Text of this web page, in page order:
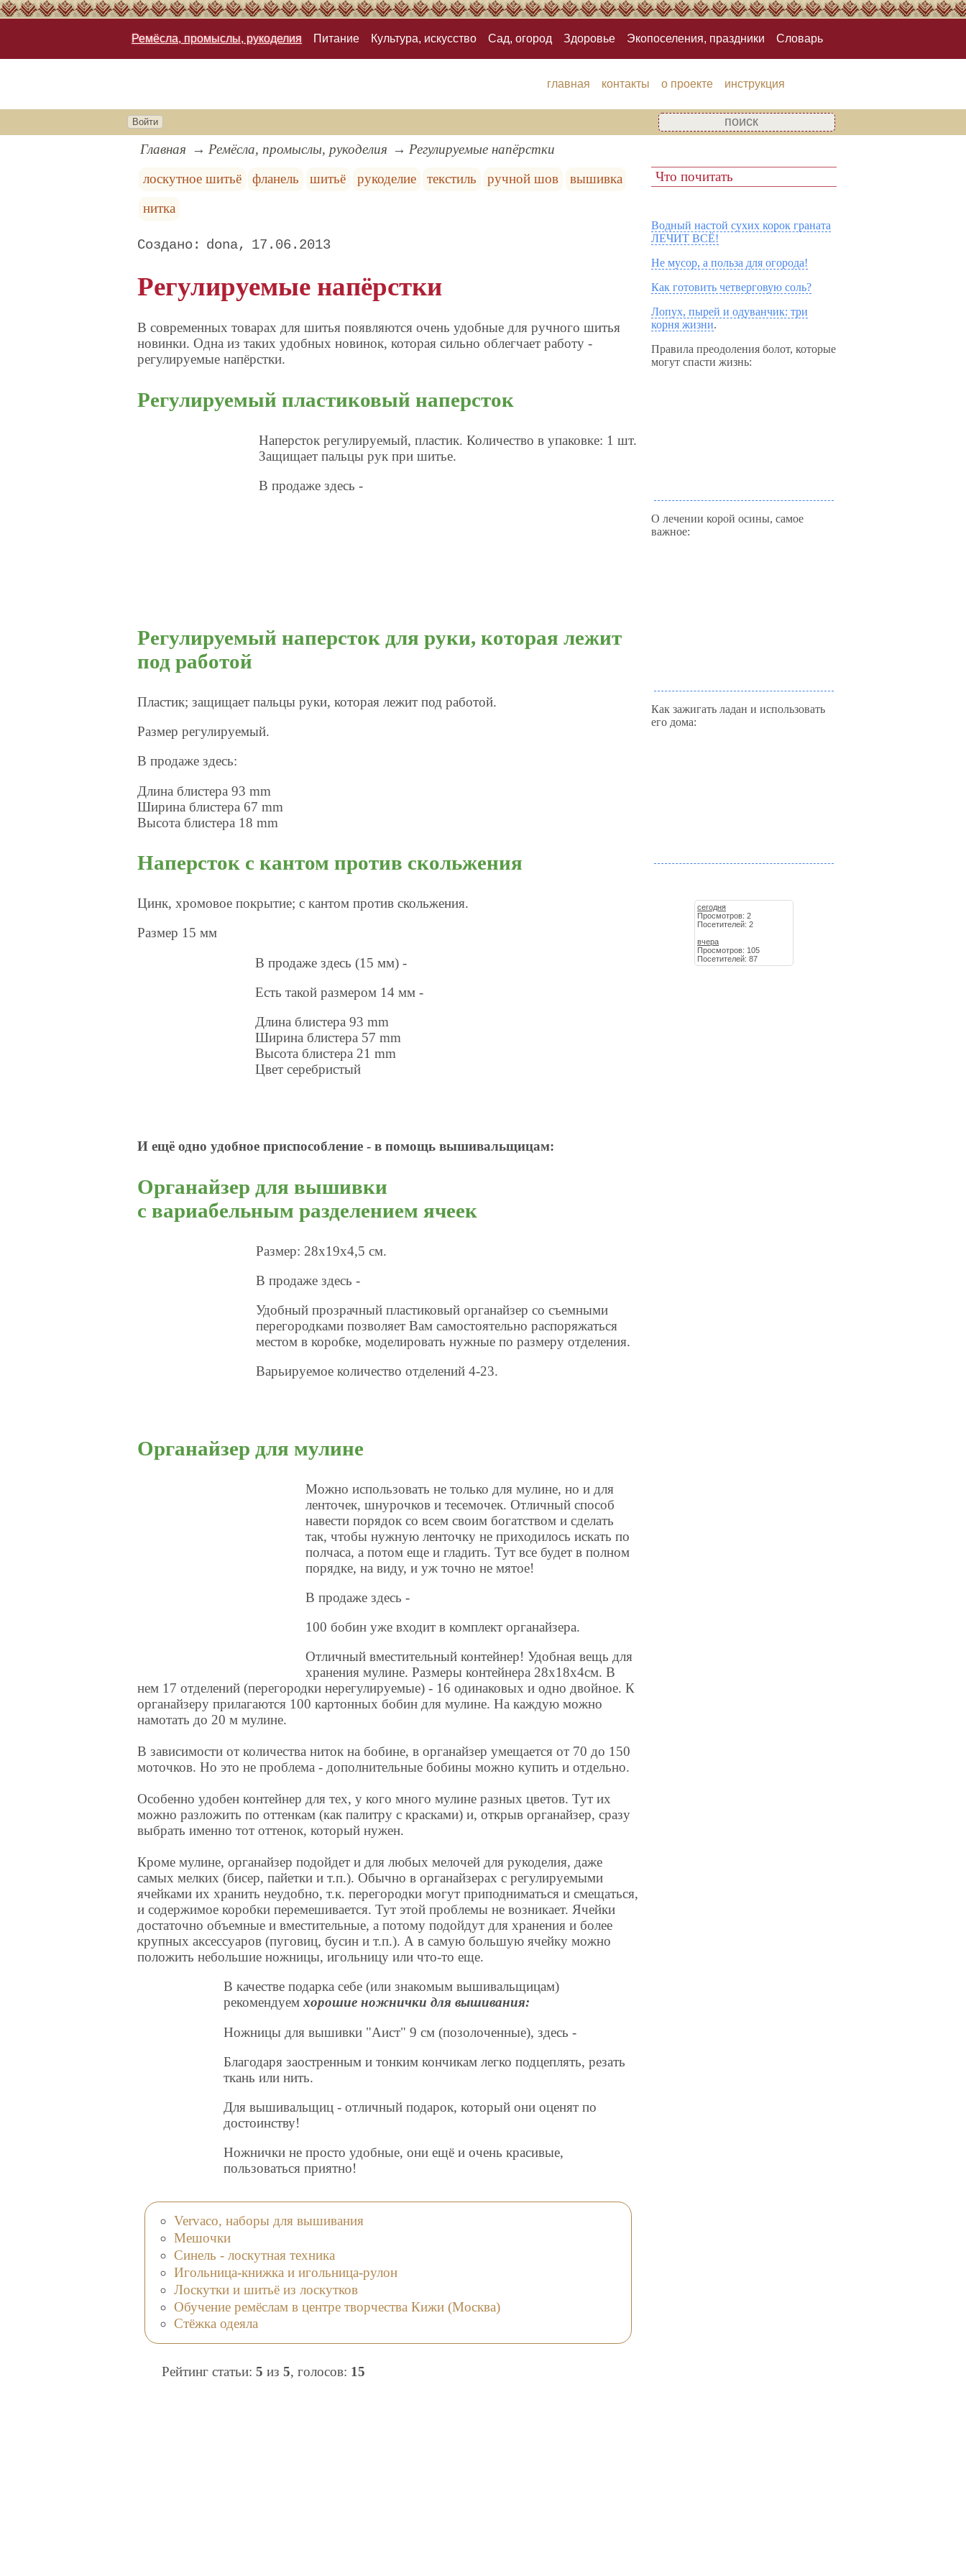
Ремёсла, промыслы, рукоделия Питание Культура, искусство Сад, огород Здоровье Экопоселения, праздники Словарь
главная контакты о проекте инструкция
Войти
Главная Ремёсла, промыслы, рукоделия
Регулируемые напёрстки
лоскутное шитьё
фланель шитьё рукоделие текстиль ручной шов
вышивка
нитка
dona 17.06.2013
Регулируемые напёрстки
В современных товарах для шитья появляются очень удобные для ручного шитья
новинки. Одна из таких удобных новинок, которая сильно облегчает работу -
регулируемые напёрстки.
Регулируемый пластиковый наперсток
Наперсток регулируемый, пластик. Количество в упаковке: 1 шт.
Защищает пальцы рук при шитье.
В продаже здесь -
Регулируемый наперсток для руки, которая лежит
под работой
Пластик; защищает пальцы руки, которая лежит под работой.
Размер регулируемый.
В продаже здесь:
Длина блистера 93 mm
Ширина блистера 67 mm
Высота блистера 18 mm
Наперсток с кантом против скольжения
Цинк, хромовое покрытие; с кантом против скольжения.
Размер 15 мм
В продаже здесь (15 мм) -
Есть такой размером 14 мм -
Длина блистера 93 mm
Ширина блистера 57 mm
Высота блистера 21 mm
Цвет серебристый
И ещё одно удобное приспособление - в помощь вышивальщицам:
Органайзер для вышивки
с вариабельным разделением ячеек
Размер: 28х19х4,5 см.
В продаже здесь -
Удобный прозрачный пластиковый органайзер со съемными
перегородками позволяет Вам самостоятельно распоряжаться
местом в коробке, моделировать нужные по размеру отделения.
Варьируемое количество отделений 4-23.
Органайзер для мулине
Можно использовать не только для мулине, но и для
ленточек, шнурочков и тесемочек. Отличный способ
навести порядок со всем своим богатством и сделать
так, чтобы нужную ленточку не приходилось искать по
полчаса, а потом еще и гладить. Тут все будет в полном
порядке, на виду, и уж точно не мятое!
В продаже здесь -
100 бобин уже входит в комплект органайзера.
Отличный вместительный контейнер! Удобная вещь для
хранения мулине. Размеры контейнера 28x18x4см. В
нем 17 отделений (перегородки нерегулируемые) - 16 одинаковых и одно двойное. К
органайзеру прилагаются 100 картонных бобин для мулине. На каждую можно
намотать до 20 м мулине.
В зависимости от количества ниток на бобине, в органайзер умещается от 70 до 150
моточков. Но это не проблема - дополнительные бобины можно купить и отдельно.
Особенно удобен контейнер для тех, у кого много мулине разных цветов. Тут их
можно разложить по оттенкам (как палитру с красками) и, открыв органайзер, сразу
выбрать именно тот оттенок, который нужен.
Кроме мулине, органайзер подойдет и для любых мелочей для рукоделия, даже
самых мелких (бисер, пайетки и т.п.). Обычно в органайзерах с регулируемыми
ячейками их хранить неудобно, т.к. перегородки могут приподниматься и смещаться,
и содержимое коробки перемешивается. Тут этой проблемы не возникает. Ячейки
достаточно объемные и вместительные, а потому подойдут для хранения и более
крупных аксессуаров (пуговиц, бусин и т.п.). А в самую большую ячейку можно
положить небольшие ножницы, игольницу или что-то еще.
В качестве подарка себе (или знакомым вышивальщицам)
рекомендуемхорошие ножнички для вышивания:
Ножницы для вышивки "Аист" 9 см (позолоченные), здесь -
Благодаря заостренным и тонким кончикам легко подцеплять, резать
ткань или нить.
Для вышивальщиц - отличный подарок, который они оценят по
достоинству!
Ножнички не просто удобные, они ещё и очень красивые,
пользоваться приятно!
Vervaco, наборы для вышивания
Мешочки
Синель - лоскутная техника
Игольница-книжка и игольница-рулон
Лоскутки и шитьё из лоскутков
Обучение ремёслам в центре творчества Кижи (Москва)
Стёжка одеяла
Рейтинг статьи: 5 из 5, голосов: 15
Что почитать
Водный настой сухих корок граната
ЛЕЧИТ ВСЁ!
Не мусор, а польза для огорода!
Как готовить четверговую соль?
Лопух, пырей и одуванчик: три
корня жизни.
Правила преодоления болот, которые
могут спасти жизнь:
О лечении корой осины, самое
важное:
Как зажигать ладан и использовать
его дома:
сегодня
Просмотров: 2
Посетителей: 2
вчера
Просмотров: 105
Посетителей: 87